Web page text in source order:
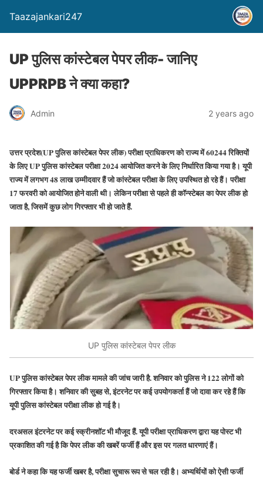
Taazajankari247
UP पुलिस कांस्टेबल पेपर लीक- जानिए
UPPRPB ने क्या कहा?
Admin 2 years ago
उत्तर प्रदेश(UP पुलिस कांस्टेबल पेपर लीक) परीक्षा प्राधिकरण को राज्य में 60244 रिक्तियों
के लिए UP पुलिस कांस्टेबल परीक्षा 2024 आयोजित करने के लिए निर्धारित किया गया है। यूपी
राज्य में लगभग 48 लाख उम्मीदवार हैं जो कांस्टेबल परीक्षा के लिए उपस्थित हो रहे हैं। परीक्षा
17 फरवरी को आयोजित होने वाली थी। लेकिन परीक्षा से पहले ही कॉन्स्टेबल का पेपर लीक हो
जाता है, जिसमें कुछ लोग गिरफ्तार भी हो जाते हैं.
UP पुलिस कांस्टेबल पेपर लीक
UP पुलिस कांस्टेबल पेपर लीक मामले की जांच जारी है. शनिवार को पुलिस ने 122 लोगों को
गिरफ्तार किया है। शनिवार की सुबह से, इंटरनेट पर कई उपयोगकर्ता हैं जो दावा कर रहे हैं कि
यूपी पुलिस कांस्टेबल परीक्षा लीक हो गई है।
दरअसल इंटरनेट पर कई स्क्रीनशॉट भी मौजूद हैं. यूपी परीक्षा प्राधिकरण द्वारा यह पोस्ट भी
प्रकाशित की गई है कि पेपर लीक की खबरें फर्जी हैं और इस पर गलत धारणाएं हैं।
बोर्ड ने कहा कि यह फर्जी खबर है, परीक्षा सुचारू रूप से चल रही है। अभ्यर्थियों को ऐसी फर्जी